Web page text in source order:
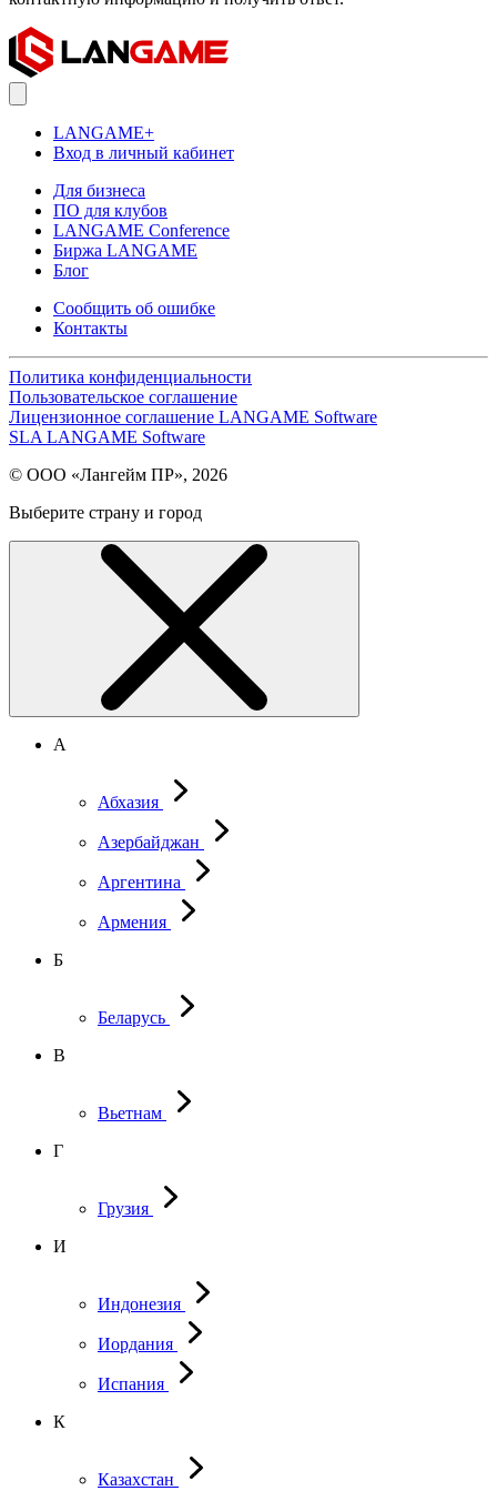
LANGAME+
Вход в личный кабинет
Для бизнеса
ПО для клубов
LANGAME Conference
Биржа LANGAME
Блог
Сообщить об ошибке
Контакты
Политика конфиденциальности
Пользовательское соглашение
Лицензионное соглашение LANGAME Software
SLA LANGAME Software
© ООО «Лангейм ПР», 2026
Выберите страну и город
А
Абхазия
Азербайджан
Аргентина
Армения
Б
Беларусь
В
Вьетнам
Г
Грузия
И
Индонезия
Иордания
Испания
К
Казахстан